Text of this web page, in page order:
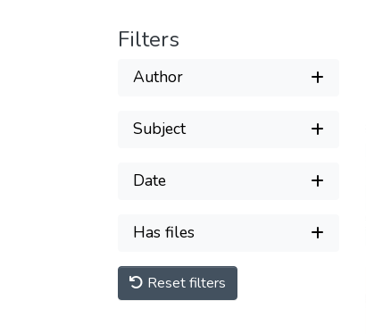
Filters
Author
Subject
Date
Has files
Reset filters